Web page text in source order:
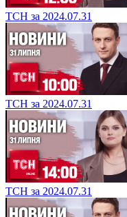
ТСН за 2024.07.31
ТСН за 2024.07.31
ТСН за 2024.07.31